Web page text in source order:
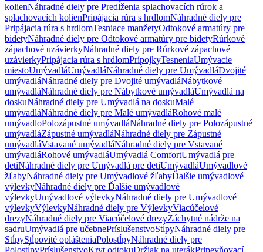
kolienNáhradné diely pre Predĺženia splachovacích rúrok a
splachovacích kolienPripájacia rúra s hrdlomNáhradné diely pre
Pripájacia rúra s hrdlomTesniace manžetyOdtokové armatúry pre
bidetyNáhradné diely pre Odtokové armatúry pre bidetyRúrkové
zápachové uzávierkyNáhradné diely pre Rúrkové zápachové
uzávierkyPripájacia rúra s hrdlomPrípojkyTesneniaUmývacie
miestoUmývadláUmývadláNáhradné diely pre UmývadláDvojité
umývadláNáhradné diely pre Dvojité umývadláNábytkové
umývadláNáhradné diely pre Nábytkové umývadláUmývadlá na
doskuNáhradné diely pre Umývadlá na doskuMalé
umývadláNáhradné diely pre Malé umývadláRohové malé
umývadloPolozápustné umývadláNáhradné diely pre Polozápustné
umývadláZápustné umývadláNáhradné diely pre Zápustné
umývadláVstavané umývadláNáhradné diely pre Vstavané
umývadláRohové umývadláUmývadlá ComfortUmývadlá pre
detiNáhradné diely pre Umývadlá pre detiUmývadláUmývadlové
žľabyNáhradné diely pre Umývadlové žľabyĎalšie umývadlové
výlevkyNáhradné diely pre Ďalšie umývadlové
výlevkyUmývadlové výlevkyNáhradné diely pre Umývadlové
výlevkyVýlevkyNáhradné diely pre VýlevkyViacúčelové
drezyNáhradné diely pre Viacúčelové drezyZáchytné nádrže na
sadruUmývadlá pre učebnePríslušenstvoStĺpyNáhradné diely pre
StĺpyStĺpovité oplášteniaPolostĺpyNáhradné diely pre
PolostĺpyPríslušenstvoKryt odtokuDržiak na uterákPripevňovací